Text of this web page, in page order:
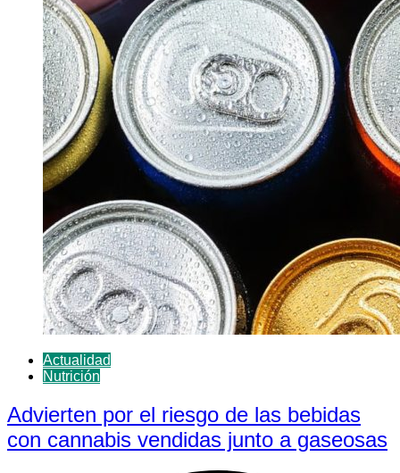
Actualidad
Nutrición
Advierten por el riesgo de las bebidas
con cannabis vendidas junto a gaseosas